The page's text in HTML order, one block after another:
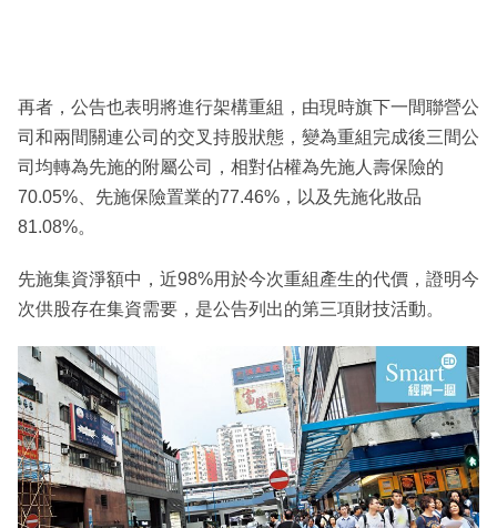
再者，公告也表明將進行架構重組，由現時旗下一間聯營公
司和兩間關連公司的交叉持股狀態，變為重組完成後三間公
司均轉為先施的附屬公司，相對佔權為先施人壽保險的
70.05%、先施保險置業的77.46%，以及先施化妝品
81.08%。
先施集資淨額中，近98%用於今次重組產生的代價，證明今
次供股存在集資需要，是公告列出的第三項財技活動。